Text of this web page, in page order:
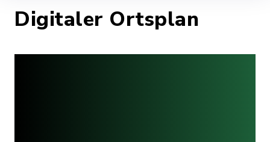
Digitaler Ortsplan